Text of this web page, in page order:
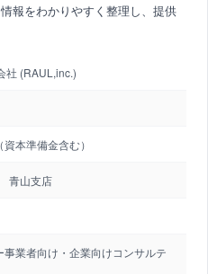
報をわかりやすく整理し、提供
社 (RAUL,inc.)
本準備金含む）
青山支店
事業者向け・企業向けコンサルテ